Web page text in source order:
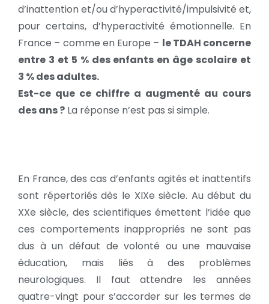
d’inattention et/ou d’hyperactivité/impulsivité et,
pour certains, d’hyperactivité émotionnelle. En
France – comme en Europe – le TDAH concerne
entre 3 et 5 % des enfants en âge scolaire et
3 % des adultes.
Est-ce que ce chiffre a augmenté au cours
des ans ? La réponse n’est pas si simple.
En France, des cas d’enfants agités et inattentifs
sont répertoriés dès le XIXe siècle. Au début du
XXe siècle, des scientifiques émettent l’idée que
ces comportements inappropriés ne sont pas
dus à un défaut de volonté ou une mauvaise
éducation, mais liés à des problèmes
neurologiques. Il faut attendre les années
quatre-vingt pour s’accorder sur les termes de